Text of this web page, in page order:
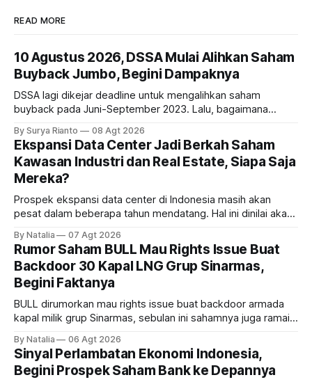
READ MORE
10 Agustus 2026, DSSA Mulai Alihkan Saham
Buyback Jumbo, Begini Dampaknya
DSSA lagi dikejar deadline untuk mengalihkan saham
buyback pada Juni-September 2023. Lalu, bagaimana
By Surya Rianto 08 Agt 2026
Ekspansi Data Center Jadi Berkah Saham
Kawasan Industri dan Real Estate, Siapa Saja
Mereka?
Prospek ekspansi data center di Indonesia masih akan
pesat dalam beberapa tahun mendatang. Hal ini dinilai akan
estate, ada siapa saja mereka?
By Natalia 07 Agt 2026
Rumor Saham BULL Mau Rights Issue Buat
Backdoor 30 Kapal LNG Grup Sinarmas,
Begini Faktanya
BULL dirumorkan mau rights issue buat backdoor armada
kapal milik grup Sinarmas, sebulan ini sahamnya juga ramai
masih menarik dilirik?
By Natalia 06 Agt 2026
Sinyal Perlambatan Ekonomi Indonesia,
Begini Prospek Saham Bank ke Depannya